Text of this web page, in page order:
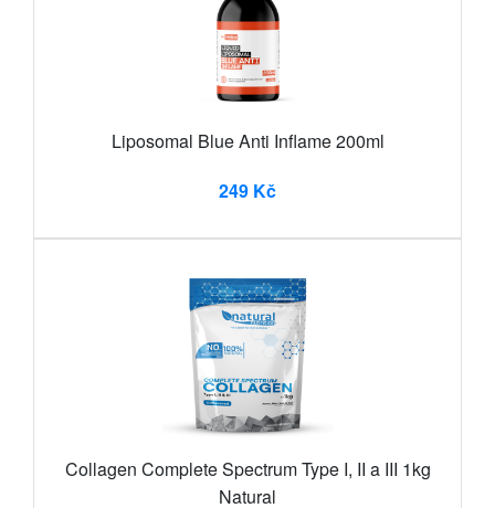
Liposomal Blue Anti Inflame 200ml
249 Kč
Collagen Complete Spectrum Type I, II a III 1kg
Natural